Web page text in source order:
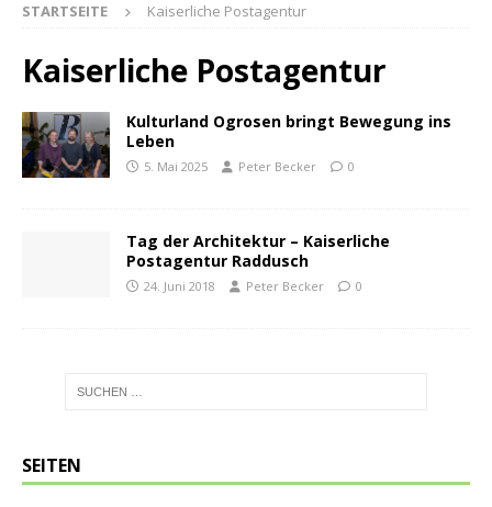
STARTSEITE Kaiserliche Postagentur
Kaiserliche Postagentur
Kulturland Ogrosen bringt Bewegung ins
Leben
5. Mai 2025 Peter Becker 0
Tag der Architektur – Kaiserliche
Postagentur Raddusch
24. Juni 2018 Peter Becker 0
SEITEN